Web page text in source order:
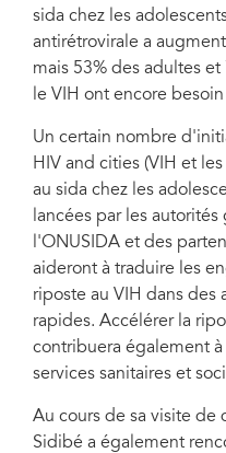
sida chez les
antirétrovirale a
mais 53% des adultes
le VIH ont encore
Un certain nombre
HIV and cities (VIH et
au sida chez les
lancées par les
l'ONUSIDA et des
aideront à traduire les
riposte au VIH dans des
rapides. Accélérer la
contribuera également
services sanitaires et
Au cours de sa visite de
Sidibé a également